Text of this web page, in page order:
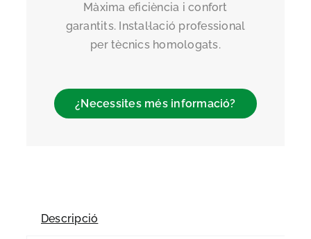
Màxima eficiència i confort
garantits. Instal·lació professional
per tècnics homologats.
¿Necessites més informació?
Descripció